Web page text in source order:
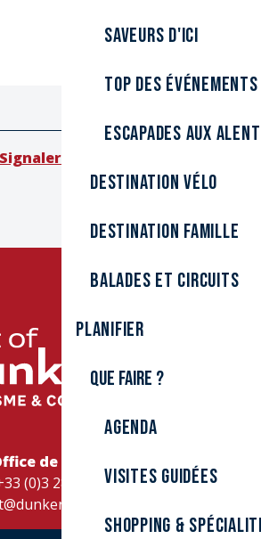
Saveurs d'ici
Top des événements
Escapades aux
Destination Vélo
Destination Famille
Balades et circuits
Planifier
Que faire ?
Agenda
Visites guidées
Shopping &
Signaler une erreur
de Tourisme
(0)3 28 26 27 28
tourisme.fr